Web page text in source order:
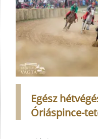
Egész
Óriáspince-